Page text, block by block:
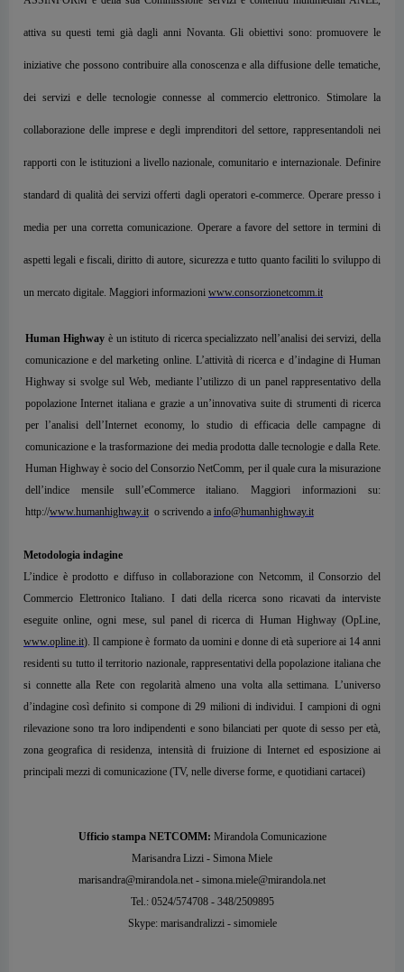
attiva su questi temi già dagli anni Novanta. Gli obiettivi sono: promuovere le
iniziative che possono contribuire alla conoscenza e alla diffusione delle tematiche,
dei servizi e delle tecnologie connesse al commercio elettronico. Stimolare la
collaborazione delle imprese e degli imprenditori del settore, rappresentandoli nei
rapporti con le istituzioni a livello nazionale, comunitario e internazionale. Definire
standard di qualità dei servizi offerti dagli operatori e-commerce. Operare presso i
media per una corretta comunicazione. Operare a favore del settore in termini di
aspetti legali e fiscali, diritto di autore, sicurezza e tutto quanto faciliti lo sviluppo di
un mercato digitale. Maggiori informazioni www.consorzionetcomm.it
Human Highway è un istituto di ricerca specializzato nell’analisi dei servizi, della
comunicazione e del marketing online. L’attività di ricerca e d’indagine di Human
Highway si svolge sul Web, mediante l’utilizzo di un panel rappresentativo della
popolazione Internet italiana e grazie a un’innovativa suite di strumenti di ricerca
per l’analisi dell’Internet economy, lo studio di efficacia delle campagne di
comunicazione e la trasformazione dei media prodotta dalle tecnologie e dalla Rete.
Human Highway è socio del Consorzio NetComm, per il quale cura la misurazione
dell’indice mensile sull’eCommerce italiano. Maggiori informazioni su:
http://www.humanhighway.ito scrivendo a info@humanhighway.it
Metodologia indagine
L’indice è prodotto e diffuso in collaborazione con Netcomm, il Consorzio del
Commercio Elettronico Italiano. I dati della ricerca sono ricavati da interviste
eseguite online, ogni mese, sul panel di ricerca di Human Highway (OpLine,
www.opline.it). Il campione è formato da uomini e donne di età superiore ai 14 anni
residenti su tutto il territorio nazionale, rappresentativi della popolazione italiana che
si connette alla Rete con regolarità almeno una volta alla settimana. L’universo
d’indagine così definito si compone di 29 milioni di individui. I campioni di ogni
rilevazione sono tra loro indipendenti e sono bilanciati per quote di sesso per età,
zona geografica di residenza, intensità di fruizione di Internet ed esposizione ai
principali mezzi di comunicazione (TV, nelle diverse forme, e quotidiani cartacei)
Ufficio stampa NETCOMM: Mirandola Comunicazione
Marisandra Lizzi - Simona Miele
marisandra@mirandola.net - simona.miele@mirandola.net
Tel.: 0524/574708 - 348/2509895
Skype: marisandralizzi - simomiele